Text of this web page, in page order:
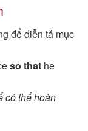
để diễn tả mục
so thathe
có thể hoàn